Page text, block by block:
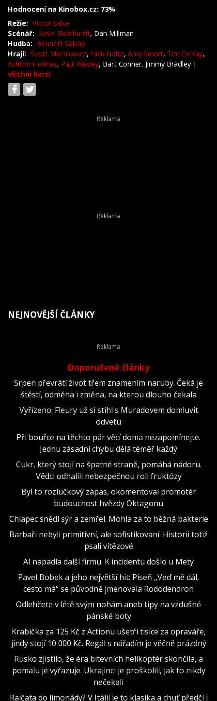
Hodnocení na Kinobox.cz: 73%
Režie: Victor Salva
Scénář: Kevin Bernhardt, Dan Millman
Hudba: Bennett Salvay
Hrají: Scott Mechlowicz, Nick Nolte, Amy Smart, Tim DeKay,
Ashton Holmes, Paul Wesley, Bart Conner, Jimmy Bradley |
všichni herci
NEJNOVĚJŠÍ ČLÁNKY
Doporučené články
Srpen převrátí život třem znamením naruby. Čeká je
štěstí, odměna i změna, na kterou dlouho čekala
Vyřízeno: Fleury už si stihl s Muradovem domluvit
odvetu
Při bouřce na těchto pár věcí doma nezapomínejte.
Jednu zásadní chybu dělá téměř každý
Cukr, který stojí na špatné straně, pomáhá nádoru.
Vědci odhalili nebezpečnou roli fruktózy
Byl to rozlučkový zápas, okomentoval promotér
budoucnost hvězdy Oktagonu
Chlapec snědl sýr a zemřel. Mohla za to běžná bakterie
Barbaři nebyli primitivní, ale sofistikovaní. Historii totiž
psali vítězové
AI napadla další firmu. K incidentu došlo u Mety
Pavel Bobek a jeho největší hit: Píseň „Veď mě dál,
cesto má“ se původně jmenovala Rododendron
Odlehčete v létě svým nohám aneb tipy na vzdušné
pánské boty
Krabička za 125 Kč z Actionu ušetří tisíce za opraváře,
jindy stojí 10 000 Kč. Regál s nářadím je věčně prázdný
Rusko zjistilo, že éra bitevních helikoptér skončila, a
pomalu je vyřazuje. Ukrajinci je proškolili, jak to nikdy
nečekali
Rajčata do limonády? V Itálii je to klasika a chuť předčí i